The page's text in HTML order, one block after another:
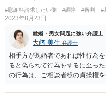
#慰謝料請求したい側 #調停 #審判 #
2023年8月23日
離婚・男女問題に強い弁護士
大﨑 美生 弁護士
相手方が既婚者であれば性行為
ると偽られて行為をするに至っ
の行為は、ご相談者様の貞操権
ませんが、上記は性行為があっ